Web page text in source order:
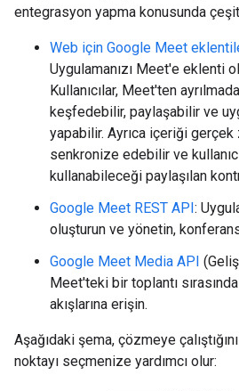
entegrasyon yapma konusunda
Web için Google Meet
Uygulamanızı Meet'e eklenti
Kullanıcılar, Meet'ten
keşfedebilir, paylaşabilir ve
yapabilir. Ayrıca içeriği gerçek
senkronize edebilir ve
kullanabileceği paylaşılan
Google Meet REST API:
oluşturun ve yönetin,
Google Meet Media API
Meet'teki bir toplantı
akışlarına erişin.
Aşağıdaki şema, çözmeye
noktayı seçmenize yardımcı olur: